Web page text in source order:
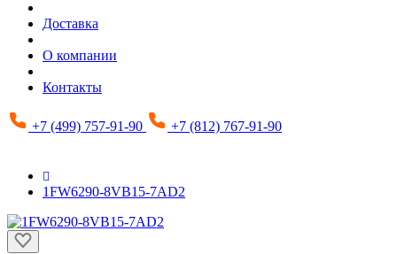
Доставка
О компании
Контакты
+7 (499) 757-91-90 +7 (812) 767-91-90
1FW6290-8VB15-7AD2